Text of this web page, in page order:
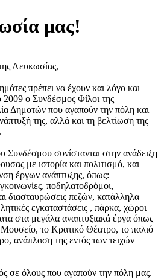
μας!
Λευκωσίας,
πρέπει να έχουν και λόγο και
2009 ο Συνδέσμος Φίλοι της
Δημοτών που αγαπούν την πόλη και
της, αλλά και τη βελτίωση της
Συνδέσμου συνίστανται στην ανάδειξη
με ιστορία και πολιτισμό, και
έργων ανάπτυξης, όπως:
ποδηλατοδρόμοι,
διασταυρώσεις πεζών, κατάλληλα
εγκαταστάσεις , πάρκα, χώροι
στα μεγάλα αναπτυξιακά έργα όπως
το Κρατικό Θέατρο, το παλιό
ανάπλαση της εντός των τειχών
σε όλους που αγαπούν την πόλη μας.